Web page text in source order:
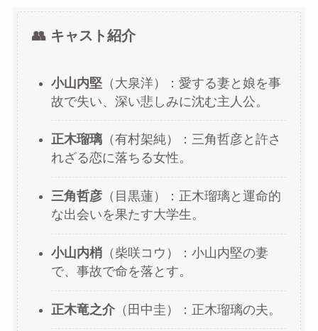
👥 キャスト紹介
小山内堅（大泉洋）：愛する妻と娘を事
故で失い、深い悲しみに沈む主人公。
正木瑠璃（有村架純）：三角哲彦と許さ
れざる恋に落ちる女性。
三角哲彦（目黒蓮）：正木瑠璃と運命的
な出会いを果たす大学生。
小山内梢（柴咲コウ）：小山内堅の妻
で、事故で命を落とす。
正木竜之介（田中圭）：正木瑠璃の夫。